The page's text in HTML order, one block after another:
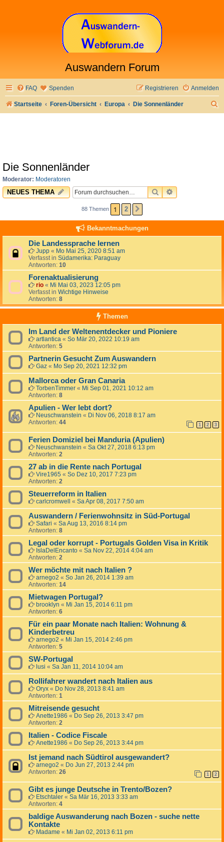
Auswandern Forum
FAQ Spenden Anmelden
Registrieren
Startseite Foren-Übersicht Europa Die Sonnenländer
Die Sonnenländer
Moderator: Moderatoren
NEUES THEMA SUCHEERWEITERTE
88 Themen 1 2
Bekanntmachungen
Die Landessprache lernen
Jupp « Mo Mai 25, 2020 8:51 am
Verfasst in Südamerika: Paraguay
Antworten: 10
Forenaktualisierung
rio « Mi Mai 03, 2023 12:05 pm
Verfasst in Wichtige Hinweise
Antworten: 8
Themen
Im Land der Weltenentdecker und Pioniere
artlantica « So Mär 20, 2022 10:19 am
Antworten: 5
Partnerin Gesucht Zum Auswandern
Gaz « Mo Sep 20, 2021 12:32 pm
Mallorca oder Gran Canaria
TorbenTimmer « Mi Sep 01, 2021 10:12 am
Antworten: 8
Apulien - Wer lebt dort?
Neuschwanstein « Di Nov 06, 2018 8:17 am
Antworten: 44 1 2 3
Ferien Domiziel bei Manduria (Apulien)
Neuschwanstein « Sa Okt 27, 2018 6:13 pm
Antworten: 2
27 ab in die Rente nach Portugal
Vire1965 « So Dez 10, 2017 7:23 pm
Antworten: 2
Steuerreform in Italien
carlcromwell « Sa Apr 08, 2017 7:50 am
Auswandern / Ferienwohnsitz in Süd-Portugal
Safari « Sa Aug 13, 2016 8:14 pm
Antworten: 8
Legal oder korrupt - Portugals Golden Visa in Kritik
IslaDelEncanto « Sa Nov 22, 2014 4:04 am
Antworten: 2
Wer möchte mit nach Italien ?
arnego2 « So Jan 26, 2014 1:39 am
Antworten: 14
Mietwagen Portugal?
brooklyn « Mi Jan 15, 2014 6:11 pm
Antworten: 6
Für ein paar Monate nach Italien: Wohnung &
Kinderbetreu
arnego2 « Mi Jan 15, 2014 2:46 pm
Antworten: 5
SW-Portugal
lusi « Sa Jan 11, 2014 10:04 am
Rollifahrer wandert nach Italien aus
Oryx « Do Nov 28, 2013 8:41 am
Antworten: 1
Mitreisende gesucht
Anette1986 « Do Sep 26, 2013 3:47 pm
Antworten: 2
Italien - Codice Fiscale
Anette1986 « Do Sep 26, 2013 3:44 pm
Ist jemand nach Südtirol ausgewandert?
arnego2 « Do Jun 27, 2013 2:44 pm
Antworten: 26 1 2
Gibt es junge Deutsche in Trento/Bozen?
Etschtaler « Sa Mär 16, 2013 3:33 am
Antworten: 4
baldige Auswanderung nach Bozen - suche nette
Kontakte
Madame « Mi Jan 02, 2013 6:11 pm